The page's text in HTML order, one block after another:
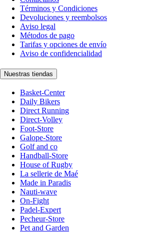
Términos y Condiciones
Devoluciones y reembolsos
Aviso legal
Métodos de pago
Tarifas y opciones de envío
Aviso de confidencialidad
Nuestras tiendas
Basket-Center
Daily Bikers
Direct Running
Direct-Volley
Foot-Store
Galope-Store
Golf and co
Handball-Store
House of Rugby
La sellerie de Maé
Made in Paradis
Nauti-wave
On-Fight
Padel-Expert
Pecheur-Store
Pet and Garden